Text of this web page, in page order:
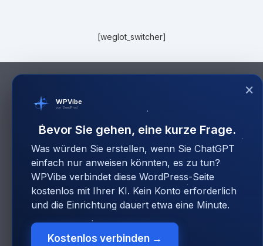
[weglot_switcher]
×
WPVibe
von SeedProd
Bevor Sie gehen, eine kurze Frage.
Was würden Sie erstellen, wenn Sie ChatGPT
einfach nur anweisen könnten, es zu tun?
WPVibe verbindet diese WordPress-Seite
kostenlos mit Ihrer KI. Kein Konto erforderlich
und die Einrichtung dauert etwa eine Minute.
Kostenlos verbinden →